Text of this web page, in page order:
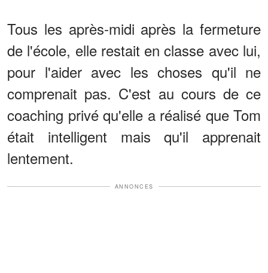
Tous les après-midi après la fermeture
de l'école, elle restait en classe avec lui,
pour l'aider avec les choses qu'il ne
comprenait pas. C'est au cours de ce
coaching privé qu'elle a réalisé que Tom
était intelligent mais qu'il apprenait
lentement.
ANNONCES